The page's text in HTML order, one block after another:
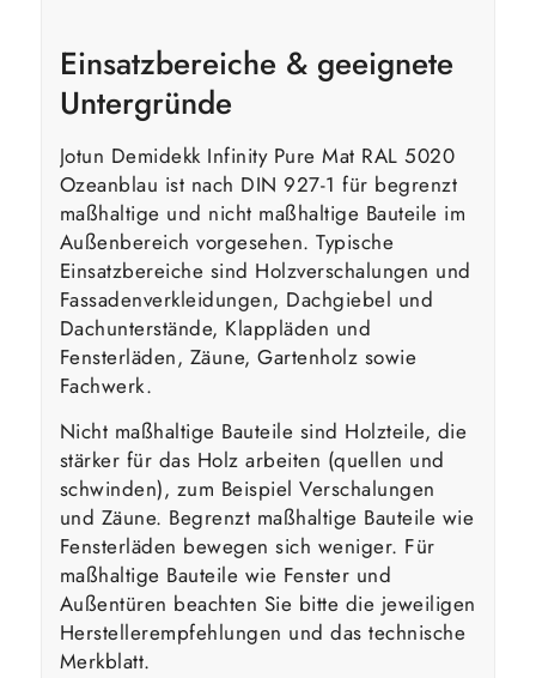
Einsatzbereiche & geeignete
Untergründe
Jotun Demidekk Infinity Pure Mat RAL 5020
Ozeanblau ist nach DIN 927-1 für begrenzt
maßhaltige und nicht maßhaltige Bauteile im
Außenbereich vorgesehen. Typische
Einsatzbereiche sind Holzverschalungen und
Fassadenverkleidungen, Dachgiebel und
Dachunterstände, Klappläden und
Fensterläden, Zäune, Gartenholz sowie
Fachwerk.
Nicht maßhaltige Bauteile sind Holzteile, die
stärker für das Holz arbeiten (quellen und
schwinden), zum Beispiel Verschalungen
und Zäune. Begrenzt maßhaltige Bauteile wie
Fensterläden bewegen sich weniger. Für
maßhaltige Bauteile wie Fenster und
Außentüren beachten Sie bitte die jeweiligen
Herstellerempfehlungen und das technische
Merkblatt.